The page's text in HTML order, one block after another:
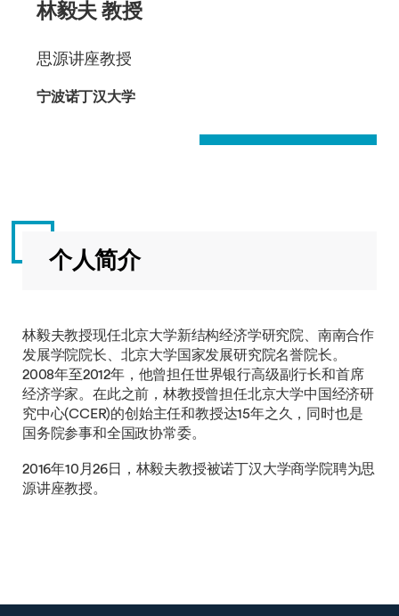
林毅夫 教授
思源讲座教授
宁波诺丁汉大学
个人简介
林毅夫教授现任北京大学新结构经济学研究院、南南合作
发展学院院长、北京大学国家发展研究院名誉院长。
2008年至2012年，他曾担任世界银行高级副行长和首席
经济学家。在此之前，林教授曾担任北京大学中国经济研
究中心(CCER)的创始主任和教授达15年之久，同时也是
国务院参事和全国政协常委。
2016年10月26日，林毅夫教授被诺丁汉大学商学院聘为思
源讲座教授。